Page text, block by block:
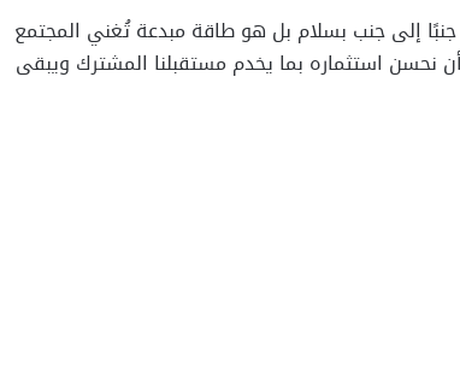
إلى جنب بسلام بل هو طاقة مبدعة تُغني المجتمع
نحسن استثماره بما يخدم مستقبلنا المشترك ويبقى